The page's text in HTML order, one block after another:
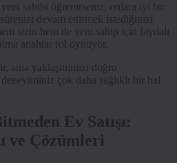
sahibi öğrenirseniz, onlara iyi bir
devam ettirmek istediğinizi
sizin hem de yeni sahip için faydalı
anahtar rol oynuyor.
yaklaşımınızı doğru
çok daha sağlıklı bir hal
Ev Satışı:
ve Çözümleri